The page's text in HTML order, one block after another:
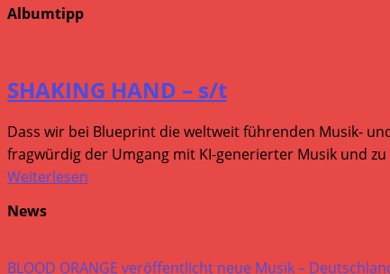
Albumtipp
SHAKING HAND – s/t
Dass wir bei Blueprint die weltweit führenden Musik-
fragwürdig der Umgang mit KI-generierter Musik und
Weiterlesen
News
BLOOD ORANGE veröffentlicht neue Musik –